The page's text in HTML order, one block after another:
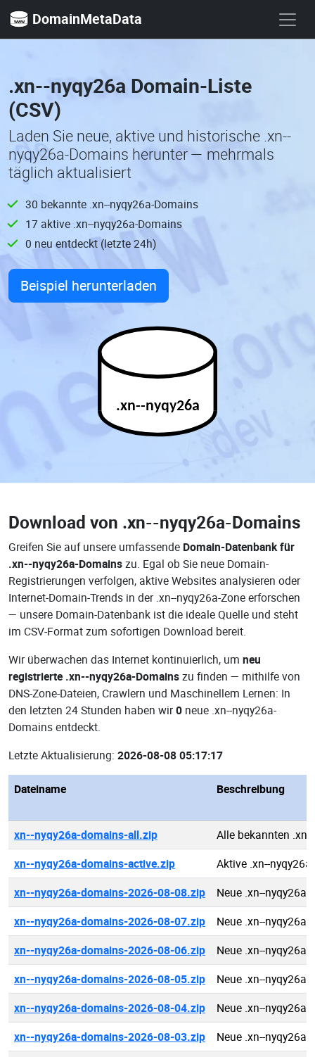
DomainMetaData
.xn--nyqy26a Domain-Liste
(CSV)
Laden Sie neue, aktive und historische .xn--
nyqy26a-Domains herunter — mehrmals
täglich aktualisiert
30 bekannte .xn--nyqy26a-Domains
17 aktive .xn--nyqy26a-Domains
0 neu entdeckt (letzte 24h)
Beispiel herunterladen
.xn--nyqy26a
Download von .xn--nyqy26a-Domains
Greifen Sie auf unsere umfassende Domain-Datenbank für
.xn--nyqy26a-Domainszu. Egal ob Sie neue Domain-
Registrierungen verfolgen, aktive Websites analysieren oder
Internet-Domain-Trends in der .xn--nyqy26a-Zone erforschen
— unsere Domain-Datenbank ist die ideale Quelle und steht
im CSV-Format zum sofortigen Download bereit.
Wir überwachen das Internet kontinuierlich, um neu
registrierte .xn--nyqy26a-Domainszu finden — mithilfe von
DNS-Zone-Dateien, Crawlern und Maschinellem Lernen: In
den letzten 24 Stunden haben wir0 neue .xn--nyqy26a-
Domains entdeckt.
Letzte Aktualisierung: 2026-08-08 05:17:17
Dateiname Beschreibung
xn--nyqy26a-domains-all.zip
Alle bekannten
xn--nyqy26a-domains-active.zip
Aktive .xn--
xn--nyqy26a-domains-2026-08-08.zip
Neue .xn--nyqy26a
xn--nyqy26a-domains-2026-08-07.zip
Neue .xn--nyqy26a
xn--nyqy26a-domains-2026-08-06.zip
Neue .xn--nyqy26a
xn--nyqy26a-domains-2026-08-05.zip
Neue .xn--nyqy26a
xn--nyqy26a-domains-2026-08-04.zip
Neue .xn--nyqy26a
xn--nyqy26a-domains-2026-08-03.zip
Neue .xn--nyqy26a